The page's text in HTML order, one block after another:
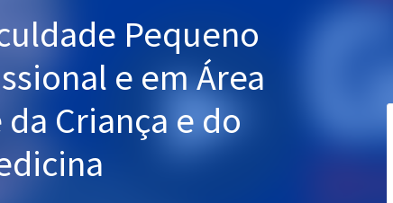
Pequeno
e em Área
Criança e do